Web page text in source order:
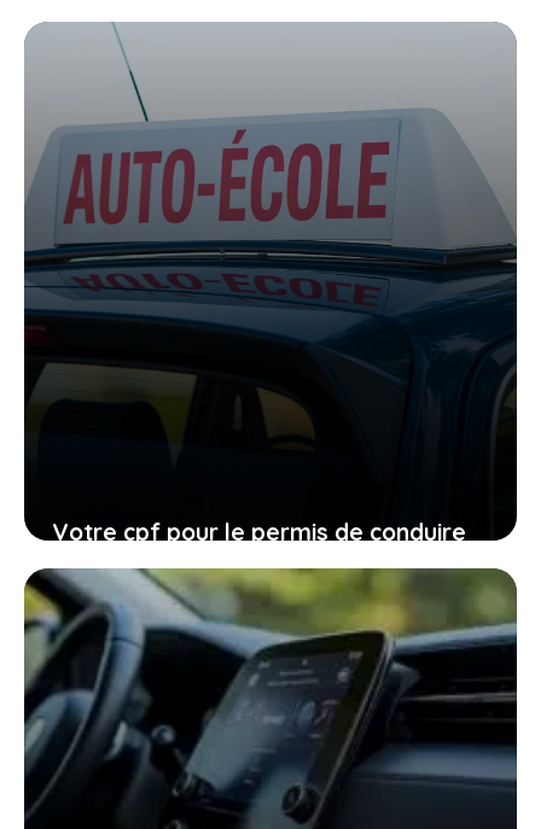
Votre cpf pour le permis de conduire
expire en 2026, ne laissez pas filer
cette ultime chance
27 janvier 2026